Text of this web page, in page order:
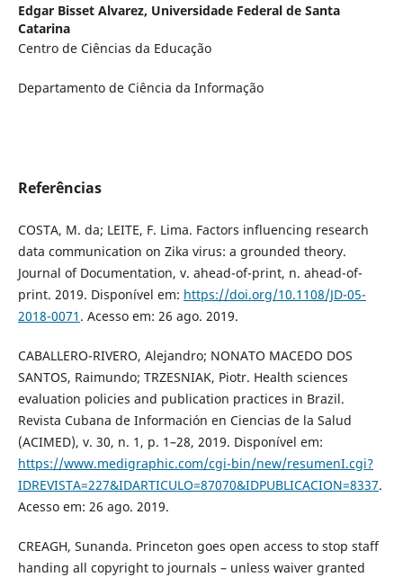
Edgar Bisset Alvarez, Universidade Federal de Santa
Catarina
Centro de Ciências da Educação
Departamento de Ciência da Informação
Referências
COSTA, M. da; LEITE, F. Lima. Factors influencing research
data communication on Zika virus: a grounded theory.
Journal of Documentation, v. ahead-of-print, n. ahead-of-
print. 2019. Disponível em: https://doi.org/10.1108/JD-05-
2018-0071 . Acesso em: 26 ago. 2019.
CABALLERO-RIVERO, Alejandro; NONATO MACEDO DOS
SANTOS, Raimundo; TRZESNIAK, Piotr. Health sciences
evaluation policies and publication practices in Brazil.
Revista Cubana de Información en Ciencias de la Salud
(ACIMED), v. 30, n. 1, p. 1–28, 2019. Disponível em:
https://www.medigraphic.com/cgi-bin/new/resumenI.cgi?
IDREVISTA=227&IDARTICULO=87070&IDPUBLICACION=8337.
Acesso em: 26 ago. 2019.
CREAGH, Sunanda. Princeton goes open access to stop staff
handing all copyright to journals – unless waiver granted